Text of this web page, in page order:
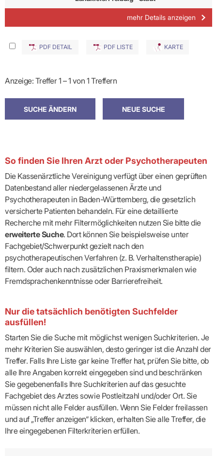
mehr Details anzeigen
PDF DETAIL PDF LISTE KARTE
Anzeige: Treffer 1 – 1 von 1 Treffern
So finden Sie Ihren Arzt oder Psychotherapeuten
Die Kassenärztliche Vereinigung verfügt über einen geprüften
Datenbestand aller niedergelassenen Ärzte und
Psychotherapeuten in Baden-Württemberg, die gesetzlich
versicherte Patienten behandeln. Für eine detaillierte
Recherche mit mehr Filtermöglichkeiten nutzen Sie bitte die
erweiterte Suche. Dort können Sie beispielsweise unter
Fachgebiet/Schwerpunkt gezielt nach den
psychotherapeutischen Verfahren (z. B. Verhaltenstherapie)
filtern. Oder auch nach zusätzlichen Praxismerkmalen wie
Fremdsprachenkenntnisse oder Barrierefreiheit.
Nur die tatsächlich benötigten Suchfelder
ausfüllen!
Starten Sie die Suche mit möglichst wenigen Suchkriterien. Je
mehr Kriterien Sie auswählen, desto geringer ist die Anzahl der
Treffer. Falls Ihre Liste gar keine Treffer hat, prüfen Sie bitte, ob
alle Ihre Angaben korrekt eingegeben sind und beschränken
Sie gegebenenfalls Ihre Suchkriterien auf das gesuchte
Fachgebiet des Arztes sowie Postleitzahl und/oder Ort. Sie
müssen nicht alle Felder ausfüllen. Wenn Sie Felder freilassen
und auf „Treffer anzeigen“ klicken, erhalten Sie alle Treffer, die
Ihre eingegebenen Filterkriterien erfüllen.